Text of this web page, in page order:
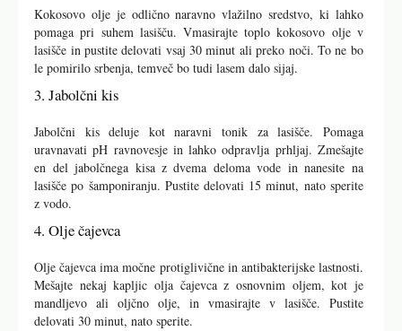
Kokosovo olje je odlično naravno vlažilno sredstvo, ki lahko
pomaga pri suhem lasišču. Vmasirajte toplo kokosovo olje v
lasišče in pustite delovati vsaj 30 minut ali preko noči. To ne bo
le pomirilo srbenja, temveč bo tudi lasem dalo sijaj.
3. Jabolčni kis
Jabolčni kis deluje kot naravni tonik za lasišče. Pomaga
uravnavati pH ravnovesje in lahko odpravlja prhljaj. Zmešajte
en del jabolčnega kisa z dvema deloma vode in nanesite na
lasišče po šamponiranju. Pustite delovati 15 minut, nato sperite
z vodo.
4. Olje čajevca
Olje čajevca ima močne protiglivične in antibakterijske lastnosti.
Mešajte nekaj kapljic olja čajevca z osnovnim oljem, kot je
mandljevo ali oljčno olje, in vmasirajte v lasišče. Pustite
delovati 30 minut, nato sperite.